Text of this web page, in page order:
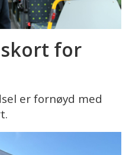
for
er fornøyd med